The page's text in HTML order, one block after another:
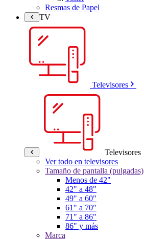
Resmas de Papel
TV
Televisores
Televisores
Ver todo en televisores
Tamaño de pantalla (pulgadas)
Menos de 42"
42" a 48"
49" a 60"
61" a 70"
71" a 86"
86" y más
Marca